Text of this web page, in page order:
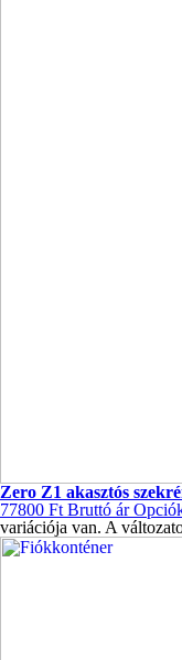
Zero Z1 akasztós
77800 Ft Bruttó ár
variációja van. A